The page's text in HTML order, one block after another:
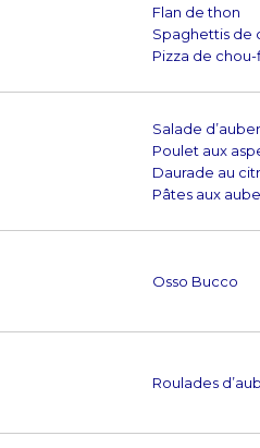
Flan de thon
Spaghettis de
Pizza de
Salade
Poulet aux
Daurade au
Pâtes aux
Osso Bucco
Roulades